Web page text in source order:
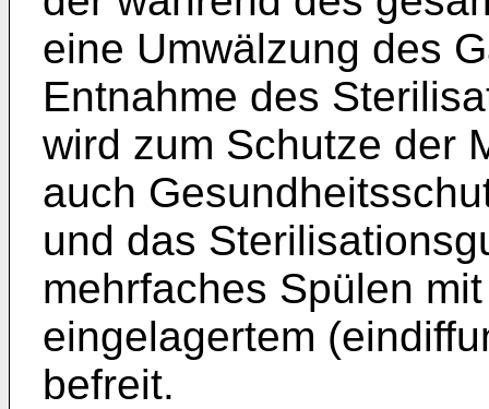
eine Umwälzung des
Entnahme des
wird zum Schutze der
auch
und das
mehrfaches Spülen
eingelagertem
befreit.